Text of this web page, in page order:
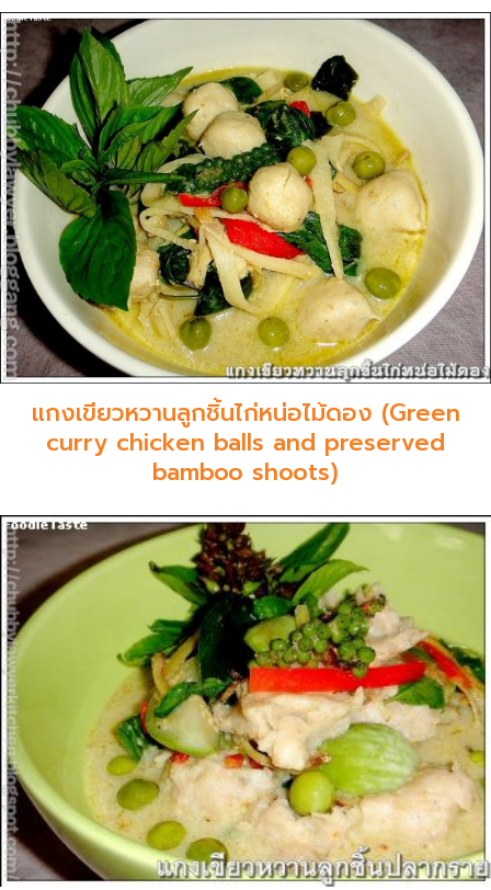
แกงเขียวหวานลูกชิ้นไก่หน่อไม้ดอง (Green
curry chicken balls and preserved
bamboo shoots)